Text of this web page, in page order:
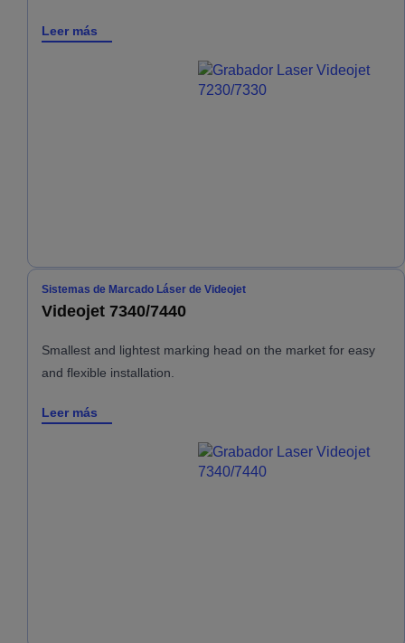
Leer más
Sistemas de Marcado Láser de Videojet
Videojet 7340/7440
Smallest and lightest marking head on the market for easy
and flexible installation.
Leer más